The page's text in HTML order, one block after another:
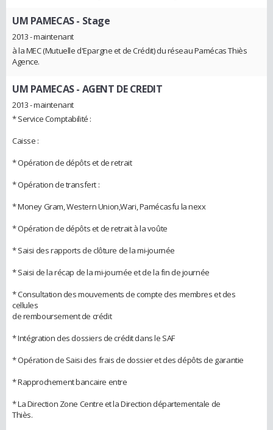
UM PAMECAS- Stage
2013 - maintenant
à la MEC (Mutuelle d'Epargne et de Crédit) du réseau Pamécas Thiès
Agence.
UM PAMECAS- AGENT DE CREDIT
2013 - maintenant
* Service Comptabilité :
Caisse :
* Opération de dépôts et de retrait
* Opération de transfert :
* Money Gram, Western Union,Wari, Pamécasfu la nexx
* Opération de dépôts et de retrait à la voûte
* Saisi des rapports de clôture de la mi-journée
* Saisi de la récap de la mi-journée et de la fin de journée
* Consultation des mouvements de compte des membres et des
cellules
de remboursement de crédit
* Intégration des dossiers de crédit dans le SAF
* Opération de Saisi des frais de dossier et des dépôts de garantie
* Rapprochement bancaire entre
* La Direction Zone Centre et la Direction départementale de
Thiès.